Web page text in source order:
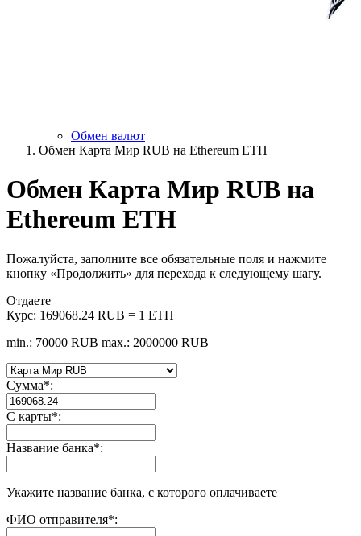
Обмен валют
Обмен Карта Мир RUB на Ethereum ETH
Обмен Карта Мир RUB на
Ethereum ETH
Пожалуйста, заполните все обязательные поля и нажмите
кнопку «Продолжить» для перехода к следующему шагу.
Отдаете
Курс: 169068.24 RUB = 1 ETH
min.: 70000 RUB max.: 2000000 RUB
Сумма*:
С карты*:
Название банка*:
Укажите название банка, с которого оплачиваете
ФИО отправителя*: